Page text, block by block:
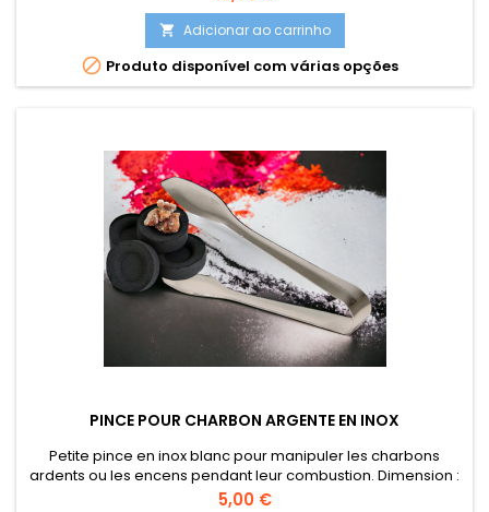
 Adicionar ao carrinho
 Produto disponível com várias opções
PINCE POUR CHARBON ARGENTE EN INOX
Petite pince en inox blanc pour manipuler les charbons
ardents ou les encens pendant leur combustion. Dimension :
9,5 cm de long.
Preço
5,00 €